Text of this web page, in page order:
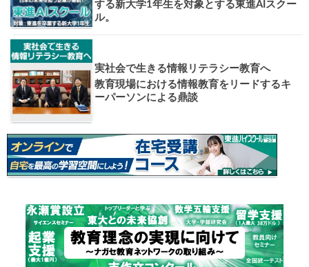
導を今すぐ体験!!
個別相談
受験や高校の成績
ください！
資料請求